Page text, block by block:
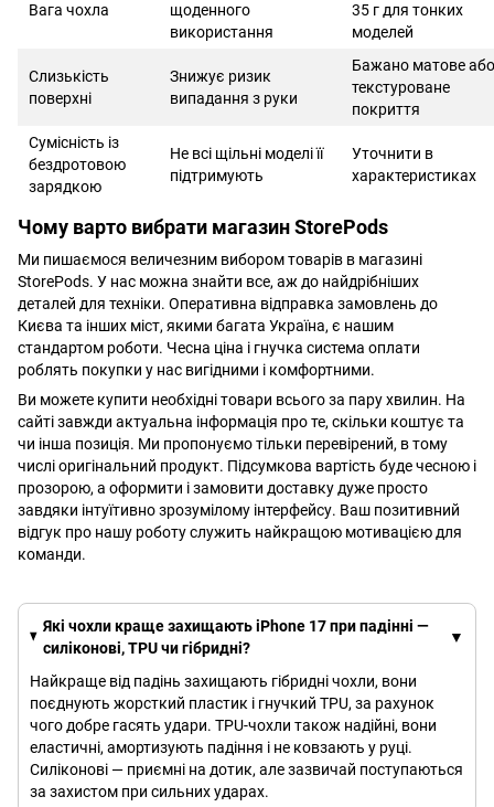
Вага чохла
щоденного
використання
35 г для тонких
моделей
Слизькість
поверхні
Знижує ризик
випадання з руки
Бажано матове або
текстуроване
покриття
Сумісність із
бездротовою
зарядкою
Не всі щільні моделі її
підтримують
Уточнити в
характеристиках
Чому варто вибрати магазин StorePods
Ми пишаємося величезним вибором товарів в магазині
StorePods. У нас можна знайти все, аж до найдрібніших
деталей для техніки. Оперативна відправка замовлень до
Києва та інших міст, якими багата Україна, є нашим
стандартом роботи. Чесна ціна і гнучка система оплати
роблять покупки у нас вигідними і комфортними.
Ви можете купити необхідні товари всього за пару хвилин. На
сайті завжди актуальна інформація про те, скільки коштує та
чи інша позиція. Ми пропонуємо тільки перевірений, в тому
числі оригінальний продукт. Підсумкова вартість буде чесною і
прозорою, а оформити і замовити доставку дуже просто
завдяки інтуїтивно зрозумілому інтерфейсу. Ваш позитивний
відгук про нашу роботу служить найкращою мотивацією для
команди.
Які чохли краще захищають iPhone 17 при падінні —
силіконові, TPU чи гібридні?
Найкраще від падінь захищають гібридні чохли, вони
поєднують жорсткий пластик і гнучкий TPU, за рахунок
чого добре гасять удари. TPU-чохли також надійні, вони
еластичні, амортизують падіння і не ковзають у руці.
Силіконові — приємні на дотик, але зазвичай поступаються
за захистом при сильних ударах.